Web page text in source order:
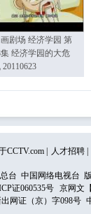
剧场 经济学园 第
集 经济学园的大危
20110623
CCTV.com 人才招聘
台 中国网络电视台
证060535号
京网文
网证（京）字098号